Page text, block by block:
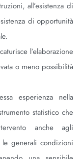
all’esistenza di
di opportunità
l’elaborazione
o meno possibilità
esperienza nella
statistico che
anche agli
generali condizioni